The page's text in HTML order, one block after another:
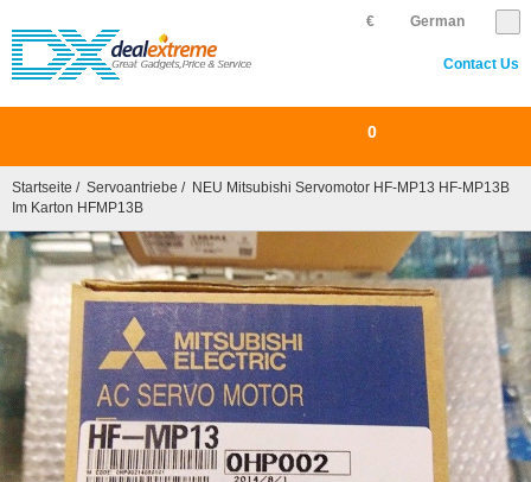
German
€
Contact Us
0
Startseite / Servoantriebe / NEU Mitsubishi Servomotor HF-MP13 HF-MP13B
Im Karton HFMP13B